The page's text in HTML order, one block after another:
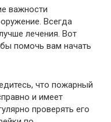
важности
Всегда
лечения. Вот
помочь вам начать
что пожарный
и имеет
проверять его